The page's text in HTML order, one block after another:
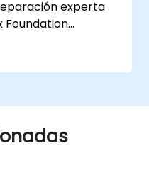
experta
Foundation
comenzar una
cambiar de
como
este curso
te enseñará lo